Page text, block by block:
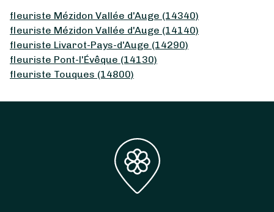
fleuriste Mézidon Vallée d'Auge (14340)
fleuriste Mézidon Vallée d'Auge (14140)
fleuriste Livarot-Pays-d'Auge (14290)
fleuriste Pont-l'Évêque (14130)
fleuriste Touques (14800)